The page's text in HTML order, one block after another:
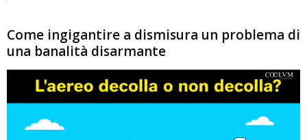
Come ingigantire a dismisura un problema di
una banalità disarmante